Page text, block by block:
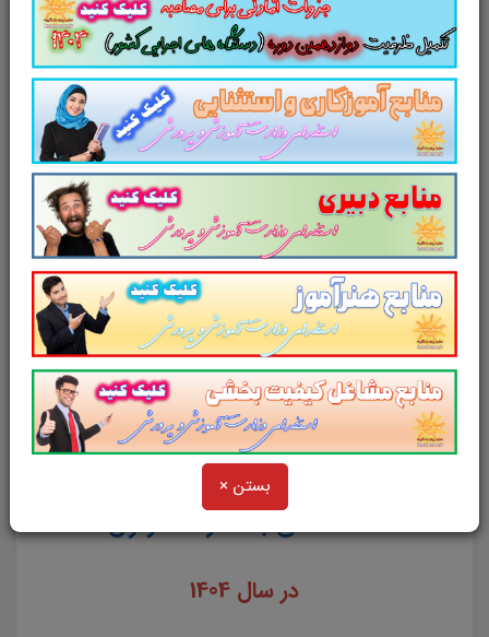
بستن ×
عمومی و تخصصیکه در برگیرندهسوالات
مصاحبه های تخصصی و رفتاری روانشناختی کاملا
مرتبط و متناسب با عنوانشغل بانکدار
شعبمتقاضی است وبخش 4
که مربوط به
سوالات مهم و پرتکرار
حیطه عمومی، تخصصی
است که آمادگی داوطلبین را برای حضور در جلسه
مصاحبه به همراه دارد.
این مجموعه در قالب سناریو و مصاحبه
شایسته محور و سوالات پرتکرار تدوین شده
است
کاملا اختصاصی شده برای:شغلبانکدار
شعب
استخدامی بانک رفاه کارگران
در سال 1404